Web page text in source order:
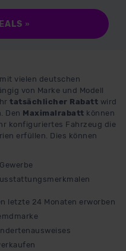
»
vielen deutschen
von Marke und Modell
tatsächlicher Rabatt wird
Den Maximalrabatt können
konfiguriertes Fahrzeug die
erfüllen. Dies können
letzte 24 Monaten erworben